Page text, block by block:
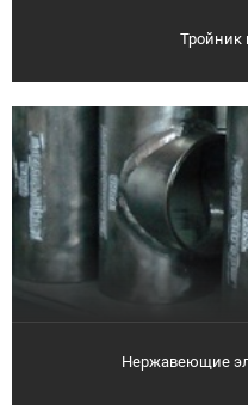
Нержавеющие